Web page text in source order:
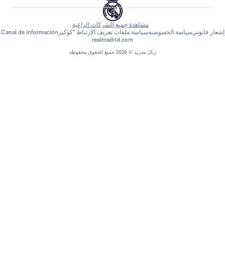
مشاهدة جميع الشركات الراعية
الخصوصيةسياسة ملفات تعريف الارتباط "كوكيز Canal de información
realmadrid.com